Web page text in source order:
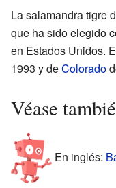
La salamandra tigre
que ha sido elegido
en Estados Unidos.
1993 y deColorado
Véase
En inglés: